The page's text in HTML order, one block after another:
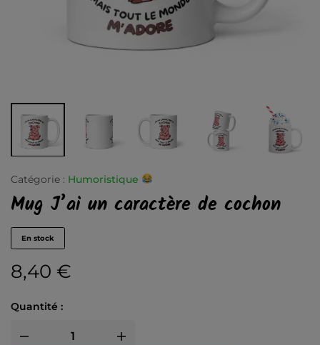
Catégorie : Humoristique
Mug J’ai un caractère de cochon
En stock
8,40 €
Quantité :